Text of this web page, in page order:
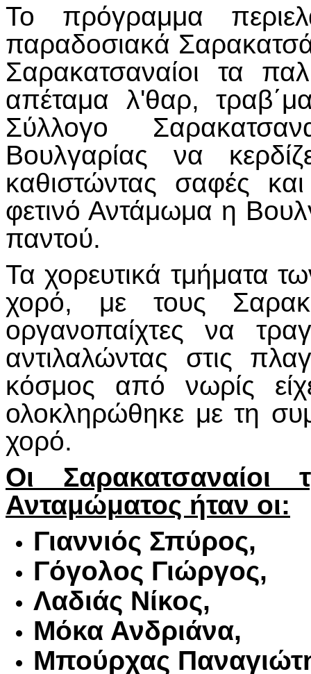
Το πρόγραμμα
παραδοσιακά
Σαρακατσαναίοι τα
απέταμα λ'θαρ,
Σύλλογο
Βουλγαρίας να
καθιστώντας σαφές
φετινό Αντάμωμα η
παντού.
Τα χορευτικά τμήματα
χορό, με τους
οργανοπαίχτες να
αντιλαλώντας στις
κόσμος από νωρίς
ολοκληρώθηκε με τη
χορό.
Οι Σαρακατσαναίοι
Ανταμώματος ήταν οι:
Γιαννιός Σπύρος,
Γόγολος Γιώργος,
Λαδιάς Νίκος,
Μόκα Ανδριάνα,
Μπούρχας